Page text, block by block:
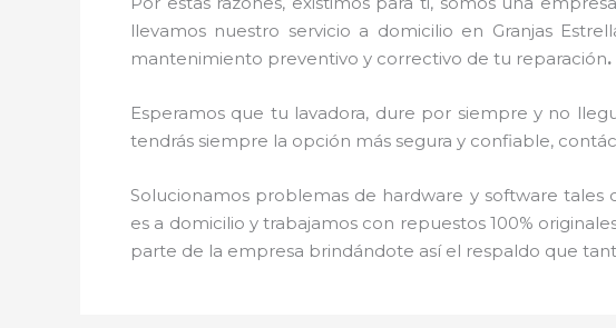
llevamos nuestro servicio a domicilio en Granjas
mantenimiento preventivo y correctivo de tu reparación.
Esperamos que tu lavadora, dure por siempre y no
tendrás siempre la opción más segura y confiable,
Solucionamos problemas de hardware y software
es a domicilio y trabajamos con repuestos 100%
parte de la empresa brindándote así el respaldo que